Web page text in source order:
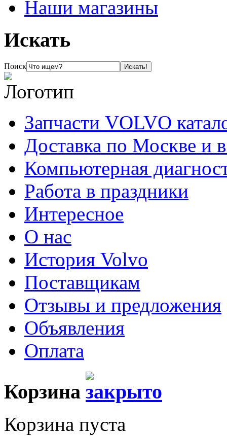
Наши магазины
Искать
Поиск
Запчасти VOLVO
Доставка по Москве и
Компьютерная
Работа в праздники
Интересное
О нас
История Volvo
Поставщикам
Отзывы и предложения
Объявления
Оплата
Корзина
Корзина пуста